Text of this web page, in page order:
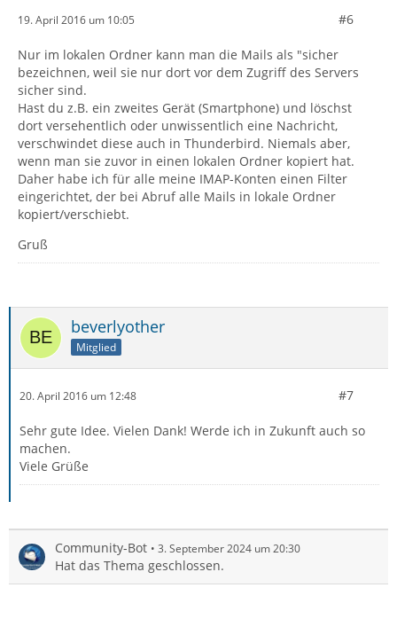
19. April 2016 um 10:05 #6
Nur im lokalen Ordner kann man die Mails als "sicher
bezeichnen, weil sie nur dort vor dem Zugriff des Servers
sicher sind.
Hast du z.B. ein zweites Gerät (Smartphone) und löschst
dort versehentlich oder unwissentlich eine Nachricht,
verschwindet diese auch in Thunderbird. Niemals aber,
wenn man sie zuvor in einen lokalen Ordner kopiert hat.
Daher habe ich für alle meine IMAP-Konten einen Filter
eingerichtet, der bei Abruf alle Mails in lokale Ordner
kopiert/verschiebt.
Gruß
beverlyother
Mitglied
20. April 2016 um 12:48 #7
Sehr gute Idee. Vielen Dank! Werde ich in Zukunft auch so
machen.
Viele Grüße
Community-Bot 3. September 2024 um 20:30
Hat das Thema geschlossen.